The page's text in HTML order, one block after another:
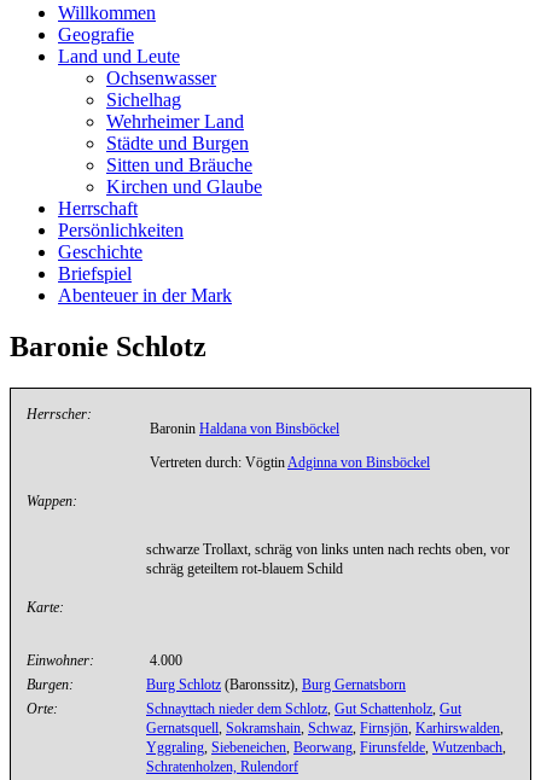
Willkommen
Geografie
Land und Leute
Ochsenwasser
Sichelhag
Wehrheimer Land
Städte und Burgen
Sitten und Bräuche
Kirchen und Glaube
Herrschaft
Persönlichkeiten
Geschichte
Briefspiel
Abenteuer in der Mark
Baronie Schlotz
Herrscher:
Baronin Haldana von Binsböckel
Vertreten durch: Vögtin Adginna von Binsböckel
Wappen:
schwarze Trollaxt, schräg von links unten nach rechts oben, vor
schräg geteiltem rot-blauem Schild
Karte:
Einwohner:
4.000
Burgen:
Burg Schlotz (Baronssitz), Burg Gernatsborn
Orte:
Schnayttach nieder dem Schlotz Gut Schattenholz Gut
Gernatsquell Sokramshain Schwaz Firnsjön Karhirswalden
Yggraling Siebeneichen Beorwang Firunsfelde Wutzenbach
Schratenholzen, Rulendorf